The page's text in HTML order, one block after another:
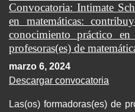
Convocatoria: Intimate
en matemáticas:
conocimiento práctico
profesoras(es) de
marzo 6, 2024
Descargar convocatoria
Las(os) formadoras(es) de